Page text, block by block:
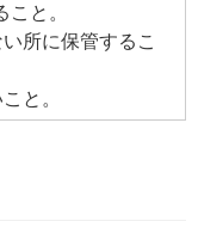
と。
所に保管するこ
と。